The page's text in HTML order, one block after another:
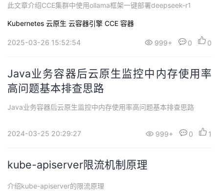
此文章介绍CCE集群中使用ollama框架一键部署deepseek-r1
Kubernetes 云原生 云容器引擎 CCE 容器
2025-03-26 15:52:54 999+ 0 0
Java业务容器后云原生监控中内存使用率
高问题基本排查思路
Java业务容器后云原生监控中内存使用率高问题基本排查思路
2024-03-25 20:29:27 999+ 0 1
kube-apiserver限流机制原理
介绍kube-apiserver的限流原理